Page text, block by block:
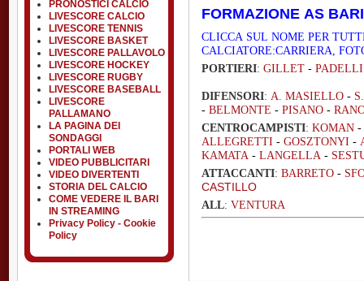
PRONOSTICI CALCIO
LIVESCORE CALCIO
LIVESCORE TENNIS
LIVESCORE BASKET
LIVESCORE PALLAVOLO
LIVESCORE HOCKEY
LIVESCORE RUGBY
LIVESCORE BASEBALL
LIVESCORE
PALLAMANO
LA PAGINA DEI
SONDAGGI
PORTALI WEB
VIDEO PUBBLICITARI
VIDEO DIVERTENTI
STORIA DEL CALCIO
COME VEDERE IL BARI
IN STREAMING
Privacy Policy - Cookie
Policy
FORMAZIONE AS
CLICCA SUL NOME PER
CALCIATORE:CARRIERA,
PORTIERI: GILLET -
DIFENSORI: A. MASIELLO -
- BELMONTE - PISANO -
CENTROCAMPISTI: KOMAN -
ALLEGRETTI - GOSZTONYI -
KAMATA - LANGELLA -
ATTACCANTI: BARRETO -
CASTILLO
ALL: VENTURA